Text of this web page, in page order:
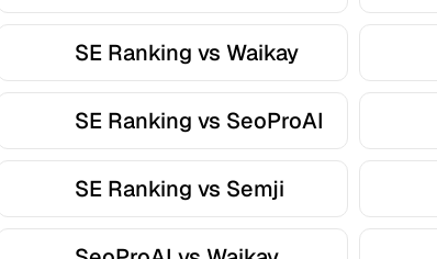
SE Ranking vs Waikay
SE Ranking vs SeoProAI
SE Ranking vs Semji